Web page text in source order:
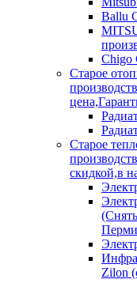
Ballu
Chigo
Старое
Старое
скидкой,в
Zilon